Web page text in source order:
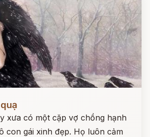
xưa có một cặp vợ chồng hạnh
con gái xinh đẹp. Họ luôn cảm